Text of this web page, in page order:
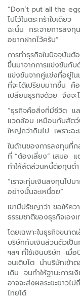
“Don’t put all the
ไปไว้ในตระกร้าใบเดีย
ฉะนั้น กระจายการลงทุ
อยากฝากไว้ครับ”
การทำธุรกิจในปัจจุบัน
ขึ้นมาจากการแข่งขันกั
แข่งขันจากคู่แข่งที่อยู่ใ
ที่จะได้เปรียบมากขึ้น คื
เปลี่ยนธุรกิจด้วย จึงจะ
“ธุรกิจคือสิ่งที่มีชีวิต แ
แวดล้อม เหมือนกับสัตว์
ใหญ่กว่ากินไป เพราะฉ
ในด้านของการลงทุนที่ก
ที่ “ต้องเสี่ยง” เสมอ
ทำให้สัดส่วนหนี้ต่อทุนต่
“เราจะทุ่มเงินลงทุนไป
อย่างนั้นจะเหนื่อย”
เขามีปรัชญาว่า ขอให้ค
ธรรมชาติของธุรกิจเอง
โดยเฉพาะในธุรกิจขนา
บริษัทกับเงินส่วนตัวเป็น
ฯลฯ ที่ใช้เงินบริษัท เมื่
จนเติบโต นำบริษัทเข้า
เดิม จนทำให้ฐานะการ
อาจจะส่งผลระยะยาวไ
ไทยได้